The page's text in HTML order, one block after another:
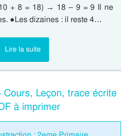
+ 8 = 18) → 18 – 9 = 9 Il ne
●Les dizaines : il reste 4…
Lire la suite
Cours, Leçon, trace écrite
à imprimer